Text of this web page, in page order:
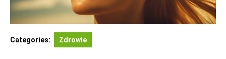
Categories: Zdrowie